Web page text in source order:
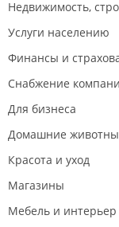
Недвижимость,
Услуги населению
Финансы и
Снабжение
Для бизнеса
Домашние
Красота и уход
Магазины
Мебель и интерьер